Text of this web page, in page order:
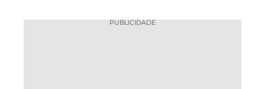
PUBLICIDADE